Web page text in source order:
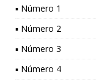
▪ Número 1
▪ Número 2
▪ Número 3
▪ Número 4